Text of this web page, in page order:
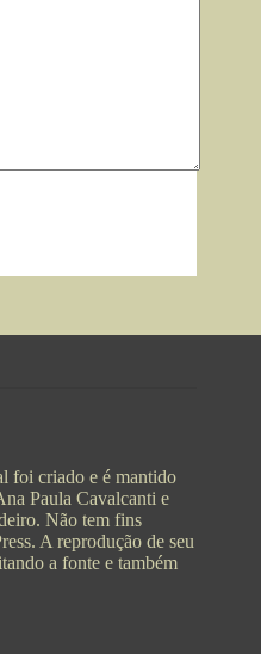
foi criado e é mantido
Paula Cavalcanti e
Não tem fins
A reprodução de seu
a fonte e também